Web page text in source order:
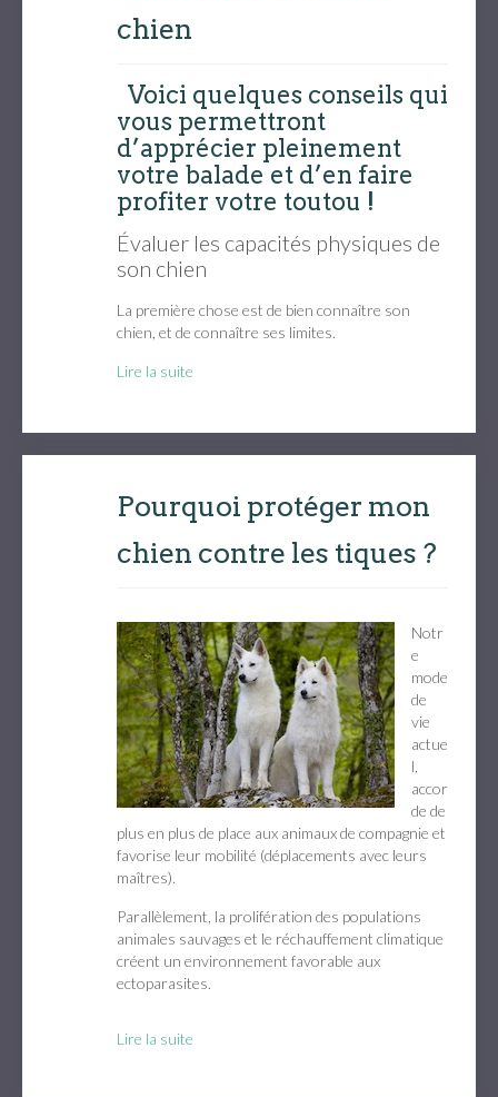
chien
Voici quelques conseils qui
vous permettront
d’apprécier pleinement
votre balade et d’en faire
profiter votre toutou !
Évaluer les capacités physiques de
son chien
La première chose est de bien connaître son
chien, et de connaître ses limites.
Lire la suite
Pourquoi protéger mon
chien contre les tiques ?
Notr
e
mode
de
vie
actue
l,
accor
de de
plus en plus de place aux animaux de compagnie et
favorise leur mobilité (déplacements avec leurs
maîtres).
Parallèlement, la prolifération des populations
animales sauvages et le réchauffement climatique
créent un environnement favorable aux
ectoparasites.
Lire la suite